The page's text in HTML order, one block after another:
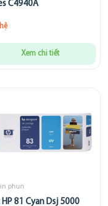
C4940A
Xem chi tiết
phun
HP 81 Cyan Dsj 5000